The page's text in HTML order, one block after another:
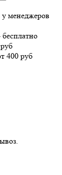
у менеджеров
бесплатно
400 руб